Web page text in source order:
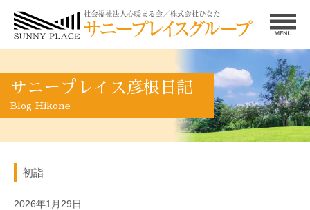
サニープレイス彦根日記
Blog Hikone
初詣
2026年1月29日